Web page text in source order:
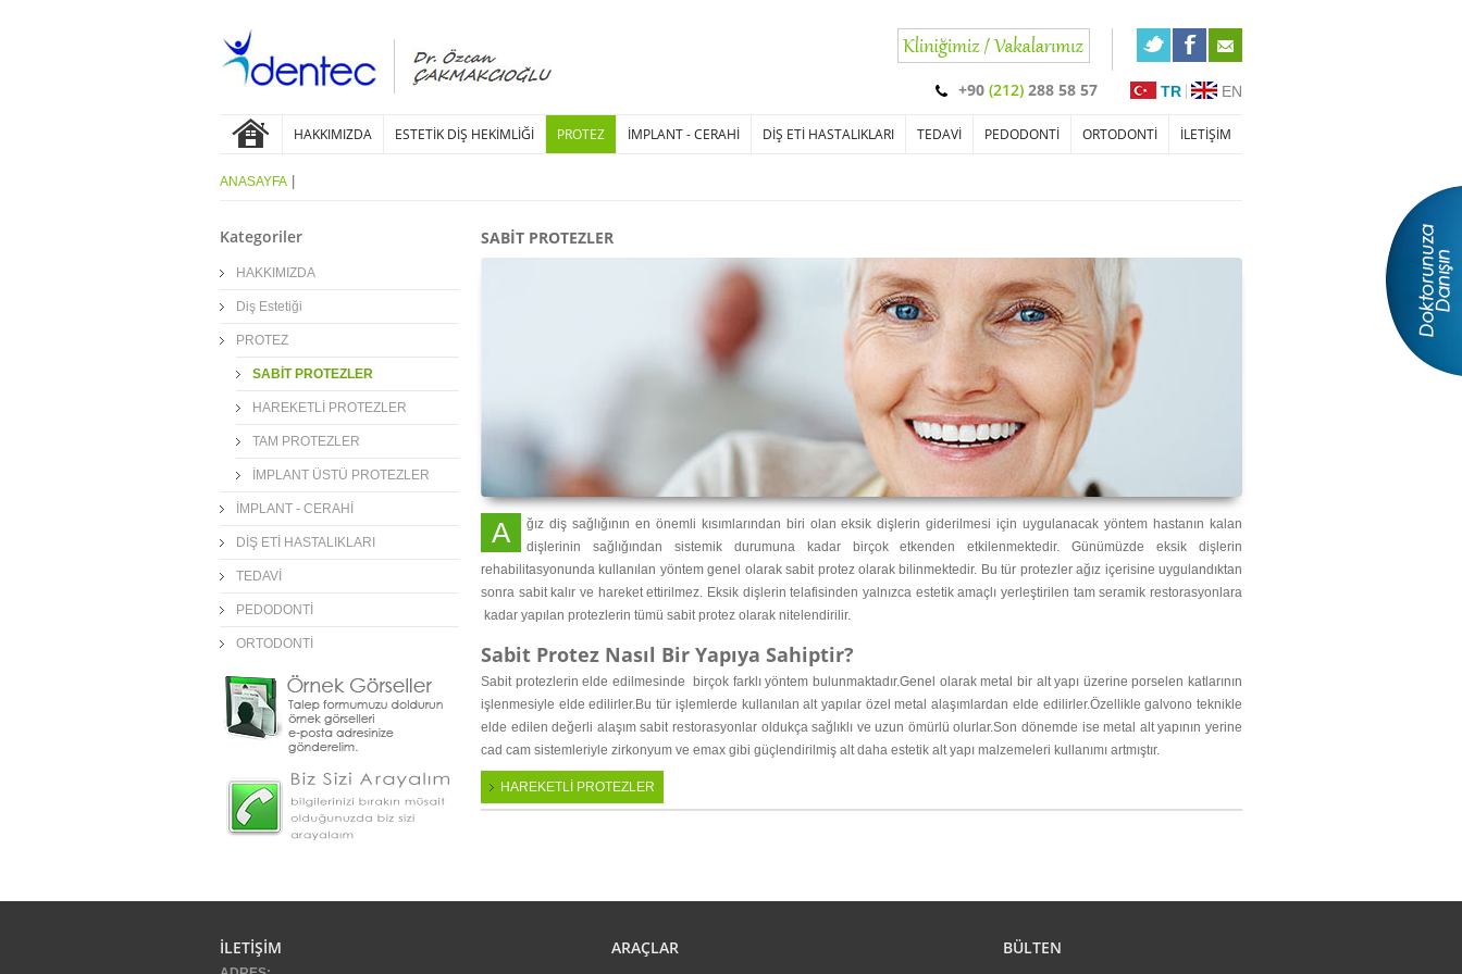
+90 (212) 288 58 57 TR EN
HAKKIMIZDA ESTETİK DİŞ HEKİMLİĞİ PROTEZ İMPLANT - CERAHİ DİŞ ETİ HASTALIKLARI TEDAVİ PEDODONTİ ORTODONTİ İLETİŞİM
ANASAYFA
Kategoriler
HAKKIMIZDA
Diş Estetiği
PROTEZ
SABİT PROTEZLER
HAREKETLİ PROTEZLER
TAM PROTEZLER
İMPLANT ÜSTÜ PROTEZLER
İMPLANT - CERAHİ
DİŞ ETİ HASTALIKLARI
TEDAVİ
PEDODONTİ
ORTODONTİ
SABİT PROTEZLER
Ağız diş sağlığının en önemli kısımlarından biri olan eksik dişlerin giderilmesi için uygulanacak yöntem hastanın kalan
dişlerinin sağlığından sistemik durumuna kadar birçok etkenden etkilenmektedir. Günümüzde eksik dişlerin
rehabilitasyonunda kullanılan yöntem genel olarak sabit protez olarak bilinmektedir. Bu tür protezler ağız içerisine uygulandıktan
sonra sabit kalır ve hareket ettirilmez. Eksik dişlerin telafisinden yalnızca estetik amaçlı yerleştirilen tam seramik restorasyonlara
kadar yapılan protezlerin tümü sabit protez olarak nitelendirilir.
Sabit Protez Nasıl Bir Yapıya Sahiptir?
Sabit protezlerin elde edilmesinde birçok farklı yöntem bulunmaktadır.Genel olarak metal bir alt yapı üzerine porselen katlarının
işlenmesiyle elde edilirler.Bu tür işlemlerde kullanılan alt yapılar özel metal alaşımlardan elde edilirler.Özellikle galvono teknikle
elde edilen değerli alaşım sabit restorasyonlar oldukça sağlıklı ve uzun ömürlü olurlar.Son dönemde ise metal alt yapının yerine
cad cam sistemleriyle zirkonyum ve emax gibi güçlendirilmiş alt daha estetik alt yapı malzemeleri kullanımı artmıştır.
HAREKETLİ PROTEZLER
İLETİŞİM ARAÇLAR BÜLTEN